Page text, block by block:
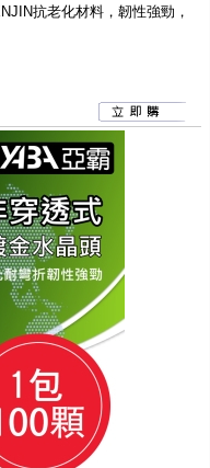
抗老化材料，韌性強勁，